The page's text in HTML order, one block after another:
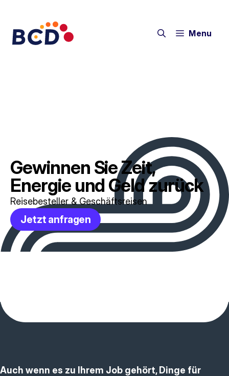
Menu
Gewinnen Sie Zeit,
Energie und Geld zurück
Reisebesteller & Geschäftsreisen
Jetzt anfragen
Auch wenn es zu Ihrem Job gehört, Dinge für